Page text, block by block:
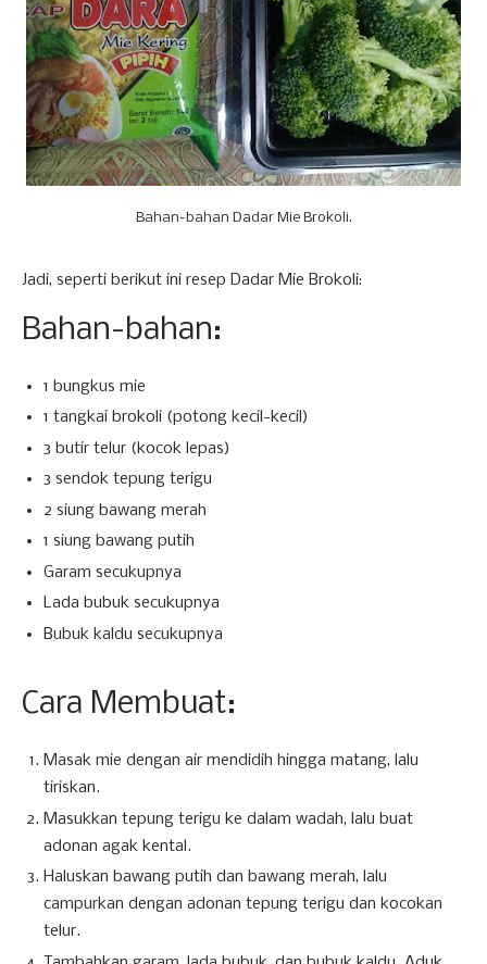
Bahan-bahan Dadar Mie Brokoli.
Jadi, seperti berikut ini resep Dadar Mie Brokoli:
Bahan-bahan:
1 bungkus mie
1 tangkai brokoli (potong kecil-kecil)
3 butir telur (kocok lepas)
3 sendok tepung terigu
2 siung bawang merah
1 siung bawang putih
Garam secukupnya
Lada bubuk secukupnya
Bubuk kaldu secukupnya
Cara Membuat:
Masak mie dengan air mendidih hingga matang, lalu
tiriskan.
Masukkan tepung terigu ke dalam wadah, lalu buat
adonan agak kental.
Haluskan bawang putih dan bawang merah, lalu
campurkan dengan adonan tepung terigu dan kocokan
telur.